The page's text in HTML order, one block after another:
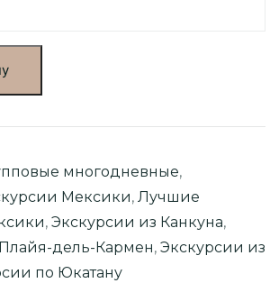
многодневные,
Мексики, Лучшие
, Экскурсии из Канкуна,
дель-Кармен, Экскурсии из
по Юкатану